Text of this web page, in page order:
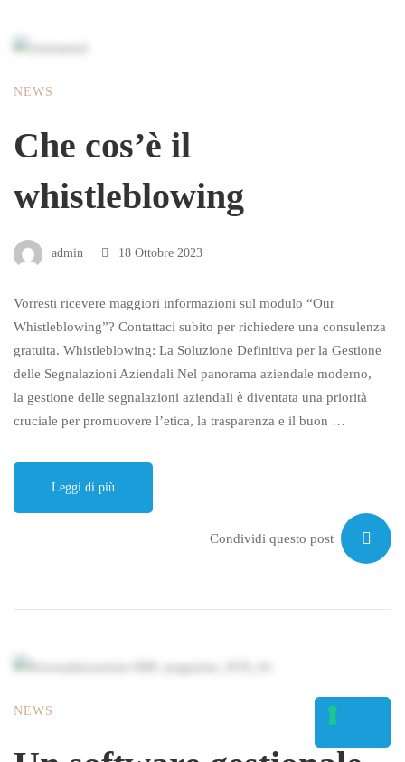
NEWS
Che cos’è il
whistleblowing
admin 18 Ottobre 2023
Vorresti ricevere maggiori informazioni sul modulo “Our
Whistleblowing”? Contattaci subito per richiedere una consulenza
gratuita. Whistleblowing: La Soluzione Definitiva per la Gestione
delle Segnalazioni Aziendali Nel panorama aziendale moderno,
la gestione delle segnalazioni aziendali è diventata una priorità
cruciale per promuovere l’etica, la trasparenza e il buon …
Leggi di più
Condividi questo post
NEWS